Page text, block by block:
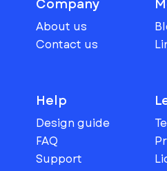
Company
About us
Contact us
Help
Design guide
FAQ
Support